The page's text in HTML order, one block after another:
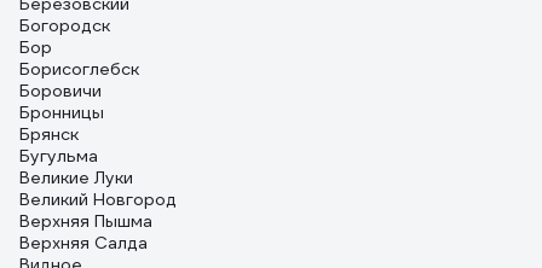
Богородск
Бор
Борисоглебск
Боровичи
Бронницы
Брянск
Бугульма
Великие Луки
Великий Новгород
Верхняя Пышма
Верхняя Салда